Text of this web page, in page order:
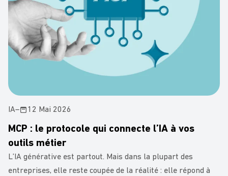
IA– 12 Mai 2026
MCP : le protocole qui connecte l’IA à vos
outils métier
L’IA générative est partout. Mais dans la plupart des
entreprises, elle reste coupée de la réalité : elle répond à